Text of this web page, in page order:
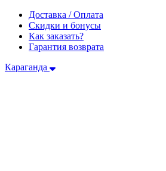
Доставка / Оплата
Скидки и бонусы
Как заказать?
Гарантия возврата
Караганда